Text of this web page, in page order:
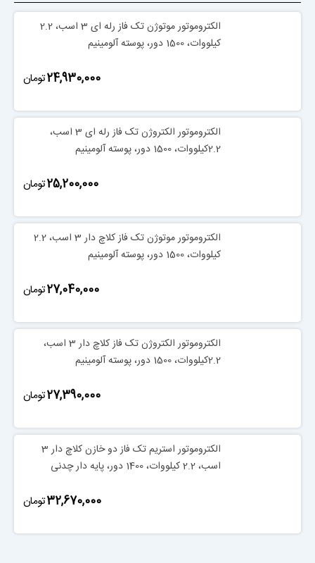
الکتروموتور موتوژن تک فاز رله ای 3 اسب، 2.2
کیلووات، 1500 دور، پوسته آلومینیم
‎24,930,000تومان
الکتروموتور الکتروژن تک فاز رله ای 3 اسب،
2.2کیلووات، 1500 دور، پوسته آلومینیم
‎25,200,000تومان
الکتروموتور موتوژن تک فاز کلاچ دار 3 اسب، 2.2
کیلووات، 1500 دور، پوسته آلومینیم
‎27,040,000تومان
الکتروموتور الکتروژن تک فاز کلاچ دار 3 اسب،
2.2کیلووات، 1500 دور، پوسته آلومینیم
‎27,390,000تومان
الکتروموتور استریم تک فاز دو خازن کلاچ دار 3
اسب، 2.2 کیلووات، 1400 دور، پایه دار چدنی
‎32,670,000تومان